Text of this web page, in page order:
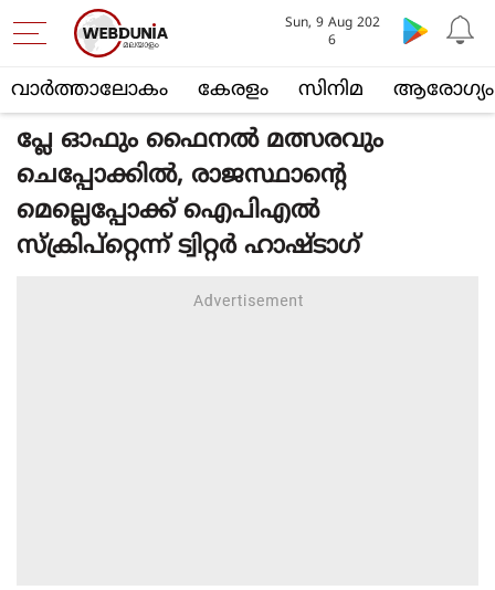
വാര്‍ത്താലോകം കേരളം സിനിമ ആരോഗ്യം
Sun, 9 Aug 202
6
പ്ലേ ഓഫും ഫൈനല്‍ മത്സരവും
ചെപ്പോക്കില്‍, രാജസ്ഥാന്റെ
മെല്ലെപ്പോക്ക് ഐപിഎല്‍
സ്‌ക്രിപ്‌റ്റെന്ന് ട്വിറ്റര്‍ ഹാഷ്ടാഗ്